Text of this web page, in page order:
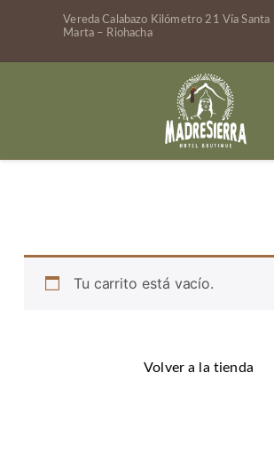
Vereda Calabazo Kilómetro 21 Vía Santa
Marta – Riohacha
Tu carrito está vacío.
Volver a la tienda